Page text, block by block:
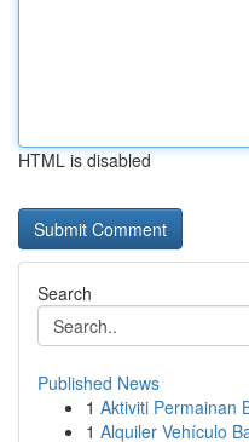
HTML is disabled
Search
Published News
1 Aktiviti Permainan
1 Alquiler Vehículo